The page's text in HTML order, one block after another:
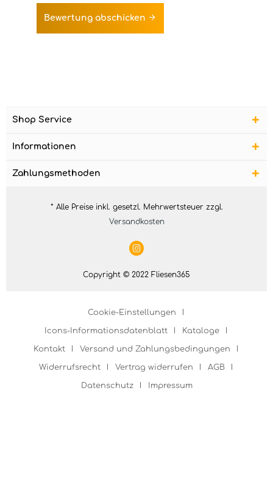
Bewertung abschicken
Shop Service
Informationen
Zahlungsmethoden
* Alle Preise inkl. gesetzl. Mehrwertsteuer zzgl.
Versandkosten
Copyright © 2022 Fliesen365
Cookie-Einstellungen
Icons-Informationsdatenblatt Kataloge
Kontakt Versand und Zahlungsbedingungen
Widerrufsrecht Vertrag widerrufen AGB
Datenschutz Impressum